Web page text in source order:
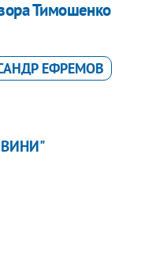
Тимошенко
ЕФРЕМОВ